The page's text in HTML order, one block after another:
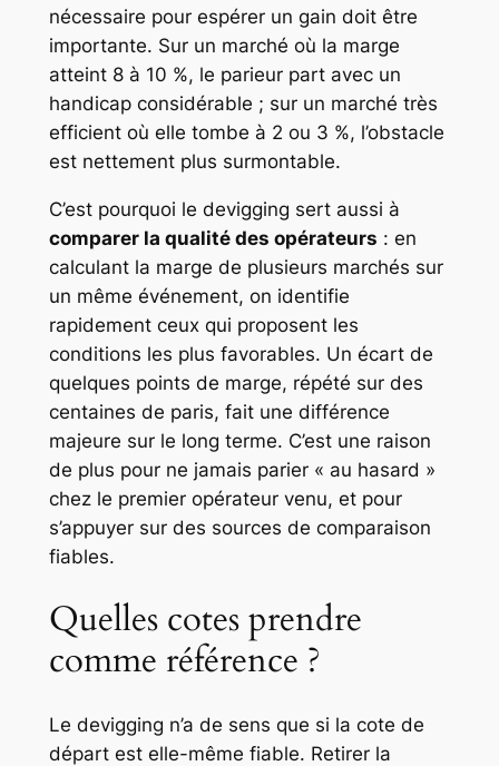
nécessaire pour espérer un gain doit être
importante. Sur un marché où la marge
atteint 8 à 10 %, le parieur part avec un
handicap considérable ; sur un marché très
efficient où elle tombe à 2 ou 3 %, l’obstacle
est nettement plus surmontable.
C’est pourquoi le devigging sert aussi à
comparer la qualité des opérateurs : en
calculant la marge de plusieurs marchés sur
un même événement, on identifie
rapidement ceux qui proposent les
conditions les plus favorables. Un écart de
quelques points de marge, répété sur des
centaines de paris, fait une différence
majeure sur le long terme. C’est une raison
de plus pour ne jamais parier « au hasard »
chez le premier opérateur venu, et pour
s’appuyer sur des sources de comparaison
fiables.
Quelles cotes prendre
comme référence ?
Le devigging n’a de sens que si la cote de
départ est elle-même fiable. Retirer la